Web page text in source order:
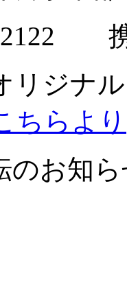
携
ジナ
ちらより
お知ら